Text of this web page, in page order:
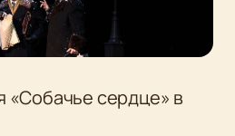
«Собачье сердце» в